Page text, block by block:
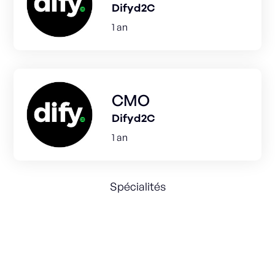
Difyd2C
1 an
CMO
Difyd2C
1 an
Spécialités